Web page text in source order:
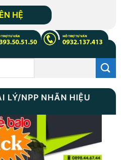
HỆ
LÝ/NPP NHÃN HIỆU